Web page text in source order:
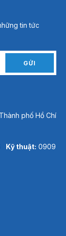
tin tức
GỬI
phố Hồ Chí
Kỹ thuật: 0909